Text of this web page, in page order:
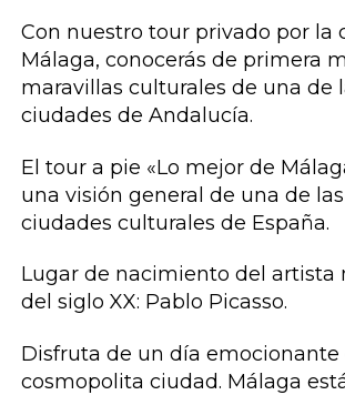
Con nuestro tour privado por la
Málaga, conocerás de primera
maravillas culturales de una de
ciudades de Andalucía.
El tour a pie «Lo mejor de
una visión general de una de
ciudades culturales de España.
Lugar de nacimiento del artista
del siglo XX: Pablo Picasso.
Disfruta de un día emocionante
cosmopolita ciudad. Málaga